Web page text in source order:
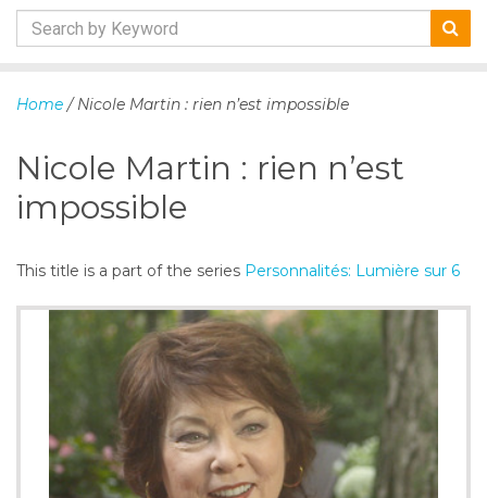
k
t
e
Home / Nicole Martin : rien n’est impossible
Nicole Martin : rien n’est
impossible
This title is a part of the series Personnalités: Lumière sur 6